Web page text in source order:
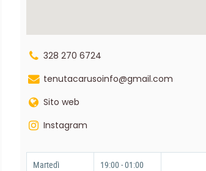
328 270 6724
tenutacarusoinfo@gmail.com
Sito web
Instagram
Martedì 19:00 - 01:00